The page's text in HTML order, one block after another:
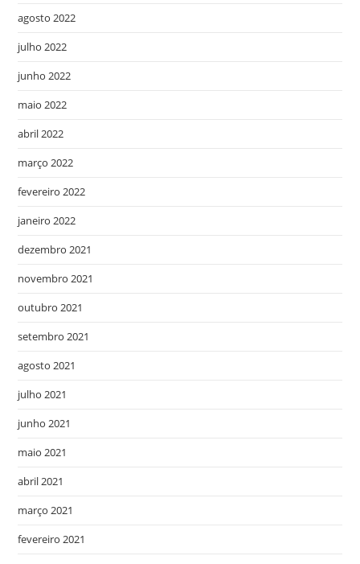
agosto 2022
julho 2022
junho 2022
maio 2022
abril 2022
março 2022
fevereiro 2022
janeiro 2022
dezembro 2021
novembro 2021
outubro 2021
setembro 2021
agosto 2021
julho 2021
junho 2021
maio 2021
abril 2021
março 2021
fevereiro 2021